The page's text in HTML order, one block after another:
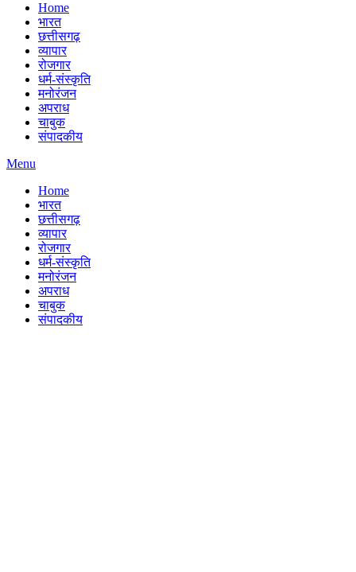
Home
भारत
छत्तीसगढ़
व्यापार
रोजगार
धर्म-संस्कृति
मनोरंजन
अपराध
चाबुक
संपादकीय
Menu
Home
भारत
छत्तीसगढ़
व्यापार
रोजगार
धर्म-संस्कृति
मनोरंजन
अपराध
चाबुक
संपादकीय